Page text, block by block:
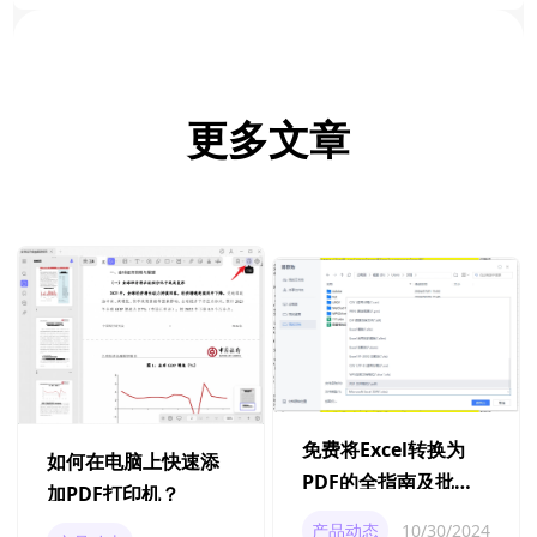
更多文章
如何在电脑上快速添
加PDF打印机？
免费将Excel转换为
PDF的全指南及批量
产品动态 10/30/2024